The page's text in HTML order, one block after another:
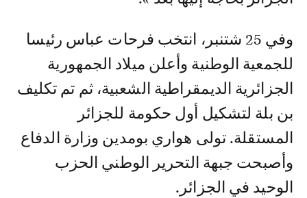
وفي 25 شتنبر، انتخب فرحات عباس رئيسا
للجمعية الوطنية وأعلن ميلاد الجمهورية
الجزائرية الديمقراطية الشعبية، ثم تم تكليف
بن بلة لتشكيل أول حكومة للجزائر
المستقلة. تولى هواري بومدين وزارة الدفاع
وأصبحت جبهة التحرير الوطني الحزب
الوحيد في الجزائر.